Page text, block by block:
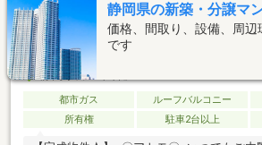
岳南電車 吉原本町駅 バス9分/広見下 停歩
岳南電車 本吉原駅 バス9分/広見下 停歩6分
ＪＲ身延線 入山瀬駅 徒歩60分
静岡県富士市石坂
都市ガス ルーフバルコニー
所有権
駐車2台以上
静岡県の新築・分譲マ
価格、間取り、設備、周
です